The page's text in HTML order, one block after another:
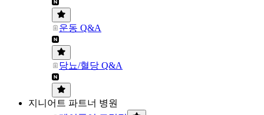
운동 Q&A
당뇨/혈당 Q&A
지니어트 파트너 병원